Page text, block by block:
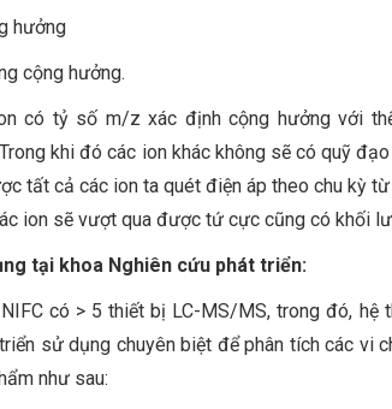
hưởng
không cộng hưởng.
có tỷ số m/z xác định cộng hưởng với
khi đó các ion khác không sẽ có quỹ
tất cả các ion ta quét điện áp theo chu kỳ
ion sẽ vượt qua được tứ cực cũng có khối
tại khoa Nghiên cứu phát triển:
NIFC có > 5 thiết bị LC-MS/MS, trong đó,
sử dụng chuyên biệt để phân tích các vi
như sau: